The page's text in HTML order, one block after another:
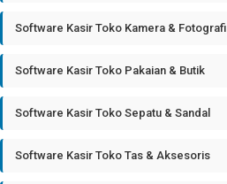
Software Kasir Toko Kamera & Fotografi
Software Kasir Toko Pakaian & Butik
Software Kasir Toko Sepatu & Sandal
Software Kasir Toko Tas & Aksesoris